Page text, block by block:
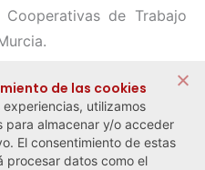
de Trabajo
de las cookies
utilizamos
para almacenar y/o acceder
El consentimiento de estas
procesar datos como el